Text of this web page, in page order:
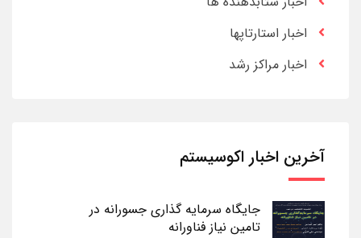
اخبار استارتاپها
اخبار مراکز رشد
آخرین اخبار اکوسیستم
جایگاه سرمایه گذاری جسورانه در
تامین نیاز فناورانه